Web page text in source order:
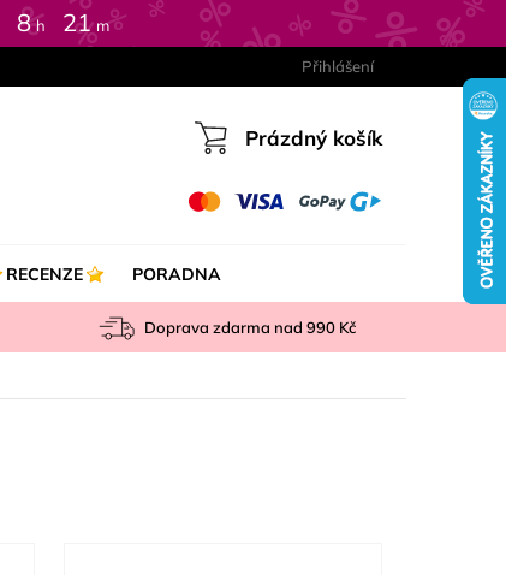
8h 21 m
Přihlášení
Nákupní
Prázdný košík
RECENZE PORADNA
Doprava zdarma nad990 Kč